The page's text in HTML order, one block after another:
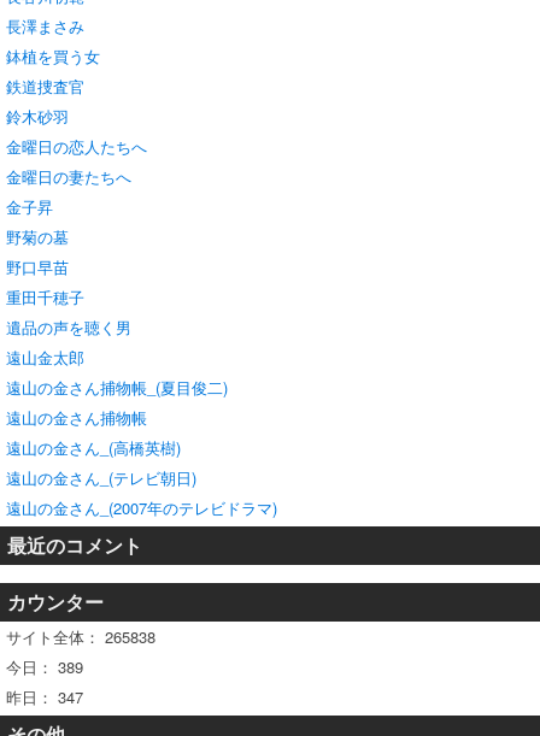
長澤まさみ
鉢植を買う女
鉄道捜査官
鈴木砂羽
金曜日の恋人たちへ
金曜日の妻たちへ
金子昇
野菊の墓
野口早苗
重田千穂子
遺品の声を聴く男
遠山金太郎
遠山の金さん捕物帳_(夏目俊二)
遠山の金さん捕物帳
遠山の金さん_(高橋英樹)
遠山の金さん_(テレビ朝日)
遠山の金さん_(2007年のテレビドラマ)
最近のコメント
カウンター
サイト全体： 265838
今日： 389
昨日： 347